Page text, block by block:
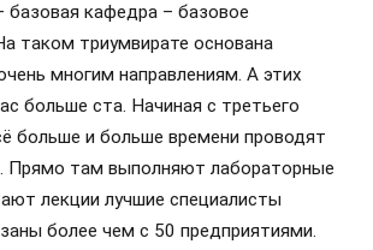
базовая кафедра – базовое
таком триумвирате основана
многим направлениям. А этих
больше ста. Начиная с третьего
больше и больше времени проводят
Прямо там выполняют лабораторные
лекции лучшие специалисты
более чем с 50 предприятиями.